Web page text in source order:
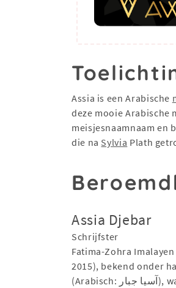
Assia is een Arabische
deze mooie Arabische
meisjesnaamnaam en
die na Sylvia Plath
Assia Djebar
Schrijfster
Fatima-Zohra
2015), bekend onder
(Arabisch: آسيا جبار‎), was een Algerijnse